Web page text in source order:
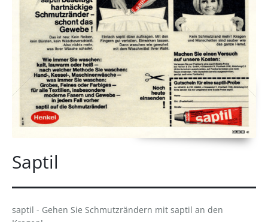
Saptil
saptil - Gehen Sie Schmutzrändern mit saptil an den